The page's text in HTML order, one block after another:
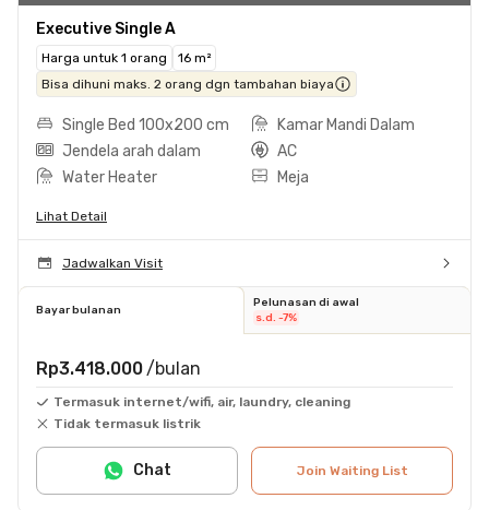
Executive Single A
Harga untuk 1 orang
16 m²
Bisa dihuni maks. 2 orang dgn tambahan biaya
Single Bed 100x200 cm
Kamar Mandi Dalam
Jendela arah dalam
AC
Water Heater
Meja
Lihat Detail
Jadwalkan Visit
Bayar bulanan
Pelunasan di awal
s.d. -7%
Rp3.418.000 /bulan
Termasuk internet/wifi, air, laundry, cleaning
Tidak termasuk listrik
Join Waiting List
Chat